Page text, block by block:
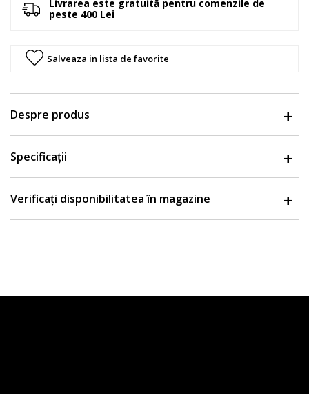
Livrarea este gratuită pentru comenzile de
peste 400 Lei
Salveaza in lista de favorite
Despre produs
Specificații
Verificați disponibilitatea în magazine